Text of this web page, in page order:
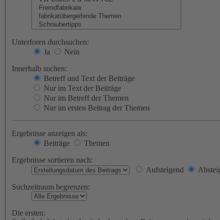
Unterforen durchsuchen:
Ja
Nein
Innerhalb suchen:
Betreff und Text der Beiträge
Nur im Text der Beiträge
Nur im Betreff der Themen
Nur im ersten Beitrag der Themen
Ergebnisse anzeigen als:
Beiträge
Themen
Ergebnisse sortieren nach:
Aufsteigend
Suchzeitraum begrenzen:
Die ersten: